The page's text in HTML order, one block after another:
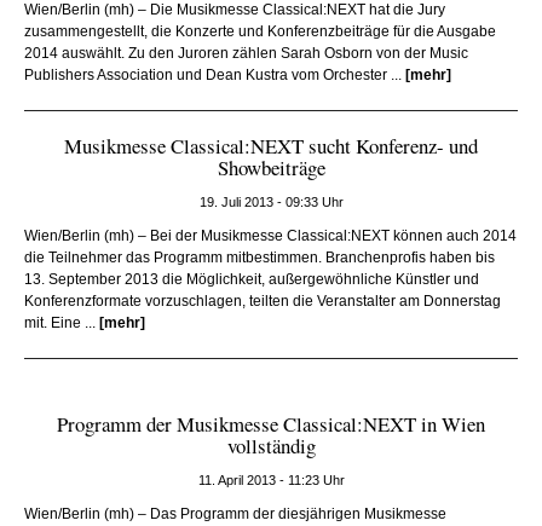
Wien/Berlin (mh) – Die Musikmesse Classical:NEXT hat die Jury
zusammengestellt, die Konzerte und Konferenzbeiträge für die Ausgabe
2014 auswählt. Zu den Juroren zählen Sarah Osborn von der Music
Publishers Association und Dean Kustra vom Orchester ... [mehr]
Musikmesse Classical:NEXT sucht Konferenz- und
Showbeiträge
19. Juli 2013 - 09:33 Uhr
Wien/Berlin (mh) – Bei der Musikmesse Classical:NEXT können auch 2014
die Teilnehmer das Programm mitbestimmen. Branchenprofis haben bis
13. September 2013 die Möglichkeit, außergewöhnliche Künstler und
Konferenzformate vorzuschlagen, teilten die Veranstalter am Donnerstag
mit. Eine ... [mehr]
Programm der Musikmesse Classical:NEXT in Wien
vollständig
11. April 2013 - 11:23 Uhr
Wien/Berlin (mh) – Das Programm der diesjährigen Musikmesse